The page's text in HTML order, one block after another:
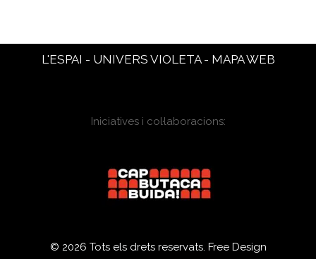
L'ESPAI - UNIVERS VIOLETA- MAPA WEB
Iniciatives i col·laboracions:
© 2026 Tots els drets reservats. Free Design